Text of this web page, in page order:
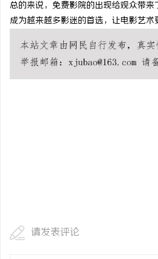
总的来说，免费影院的出现给观众带
成为越来越多影迷的首选，让电影艺
请发表评论